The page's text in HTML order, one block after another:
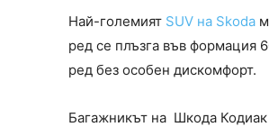
Най-големият SUV на Skoda
ред се плъзга във формация
ред без особен дискомфорт.
Багажникът на Шкода Кодиак